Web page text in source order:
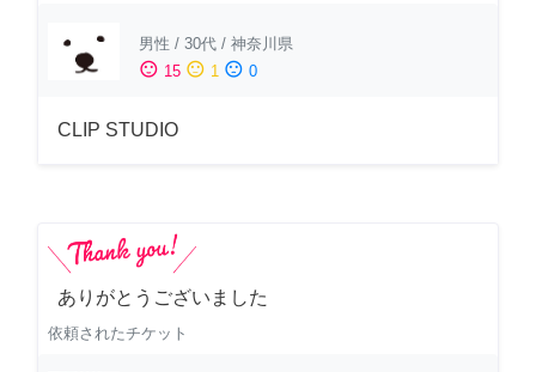
男性 / 30代 / 神奈川県
sentiment_satisfied 15 sentiment_neutral 1 sentiment_dissatisfied 0
CLIP STUDIO
ありがとうございました
依頼されたチケット